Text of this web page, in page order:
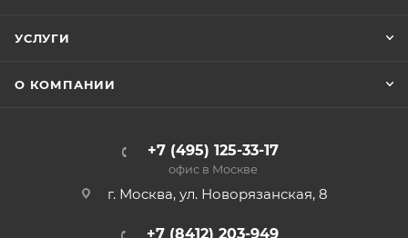
УСЛУГИ
О КОМПАНИИ
+7 (495) 125-33-17
офис в Москве
г. Москва, ул. Новорязанская, 8
+7 (8412) 203-949